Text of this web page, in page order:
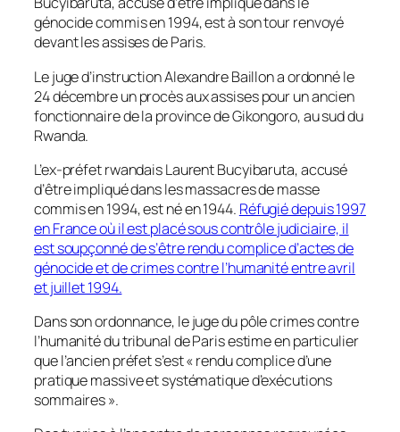
génocide commis en 1994, est à son tour renvoyé
devant les assises de Paris.
Le juge d’instruction Alexandre Baillon a ordonné le
24 décembre un procès aux assises pour un ancien
fonctionnaire de la province de Gikongoro, au sud du
Rwanda.
L’ex-préfet rwandais Laurent Bucyibaruta, accusé
d’être impliqué dans les massacres de masse
commis en 1994, est né en 1944. Réfugié depuis 1997
en France où il est placé sous contrôle judiciaire, il
est soupçonné de s’être rendu complice d’actes de
génocide et de crimes contre l’humanité entre avril
et juillet 1994.
Dans son ordonnance, le juge du pôle crimes contre
l’humanité du tribunal de Paris estime en particulier
que l’ancien préfet s’est « rendu complice d’une
pratique massive et systématique d’exécutions
sommaires ».